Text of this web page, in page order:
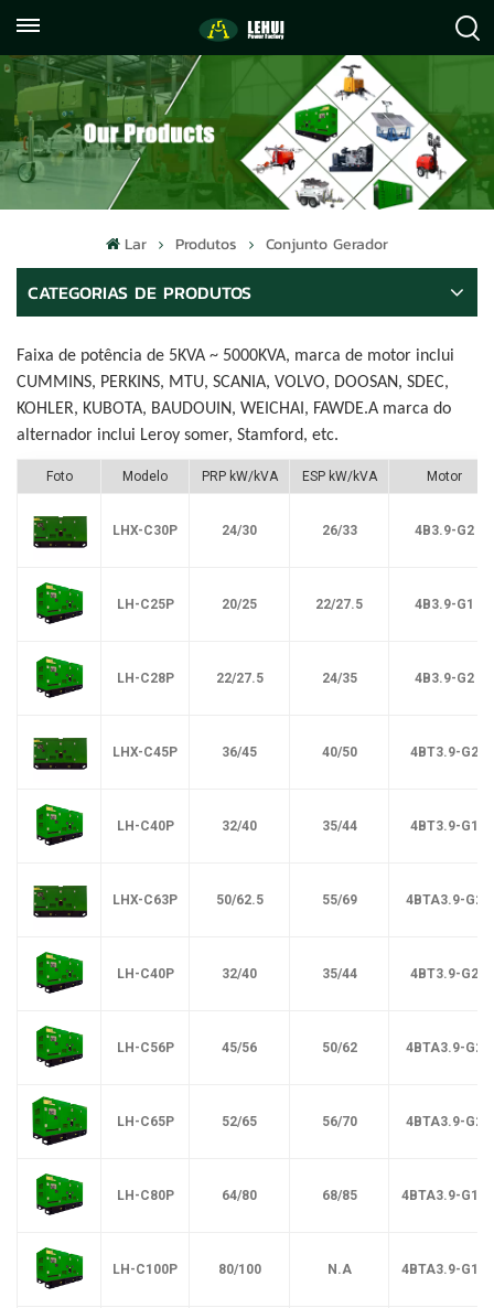
059122071372
info@lehuipowerfactory.com
Lar Produtos Conjunto Gerador
CATEGORIAS DE PRODUTOS
Faixa de potência de 5KVA ~ 5000KVA, marca de motor inclui
CUMMINS, PERKINS, MTU, SCANIA, VOLVO, DOOSAN, SDEC,
KOHLER, KUBOTA, BAUDOUIN, WEICHAI, FAWDE.A marca do
alternador inclui Leroy somer, Stamford, etc.
Foto Modelo PRP kW/kVA ESP kW/kVA Motor
LHX-C30P 24/30 26/33 4B3.9-G2
LH-C25P 20/25 22/27.5 4B3.9-G1
LH-C28P 22/27.5 24/35 4B3.9-G2
LHX-C45P 36/45 40/50 4BT3.9-G2
LH-C40P 32/40 35/44 4BT3.9-G1
LHX-C63P 50/62.5 55/69 4BTA3.9-G2
LH-C40P 32/40 35/44 4BT3.9-G2
LH-C56P 45/56 50/62 4BTA3.9-G2
LH-C65P 52/65 56/70 4BTA3.9-G2
LH-C80P 64/80 68/85 4BTA3.9-G11
LH-C100P 80/100 N.A 4BTA3.9-G13